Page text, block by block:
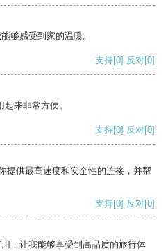
够感受到家的温暖。
支持[0] 反对[0]
来非常方便。
支持[0] 反对[0]
提供最高速度和安全性的连接，并帮
支持[0] 反对[0]
，让我能够享受到高品质的旅行体